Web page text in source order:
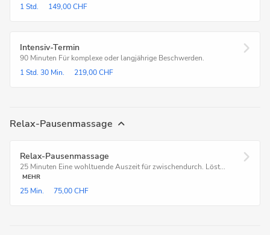
1 Std. 149,00 CHF
Intensiv-Termin
90 Minuten Für komplexe oder langjährige Beschwerden.
1 Std. 30 Min. 219,00 CHF
Relax-Pausenmassage
Relax-Pausenmassage
25 Minuten Eine wohltuende Auszeit für zwischendurch. Löst...
MEHR
25 Min. 75,00 CHF